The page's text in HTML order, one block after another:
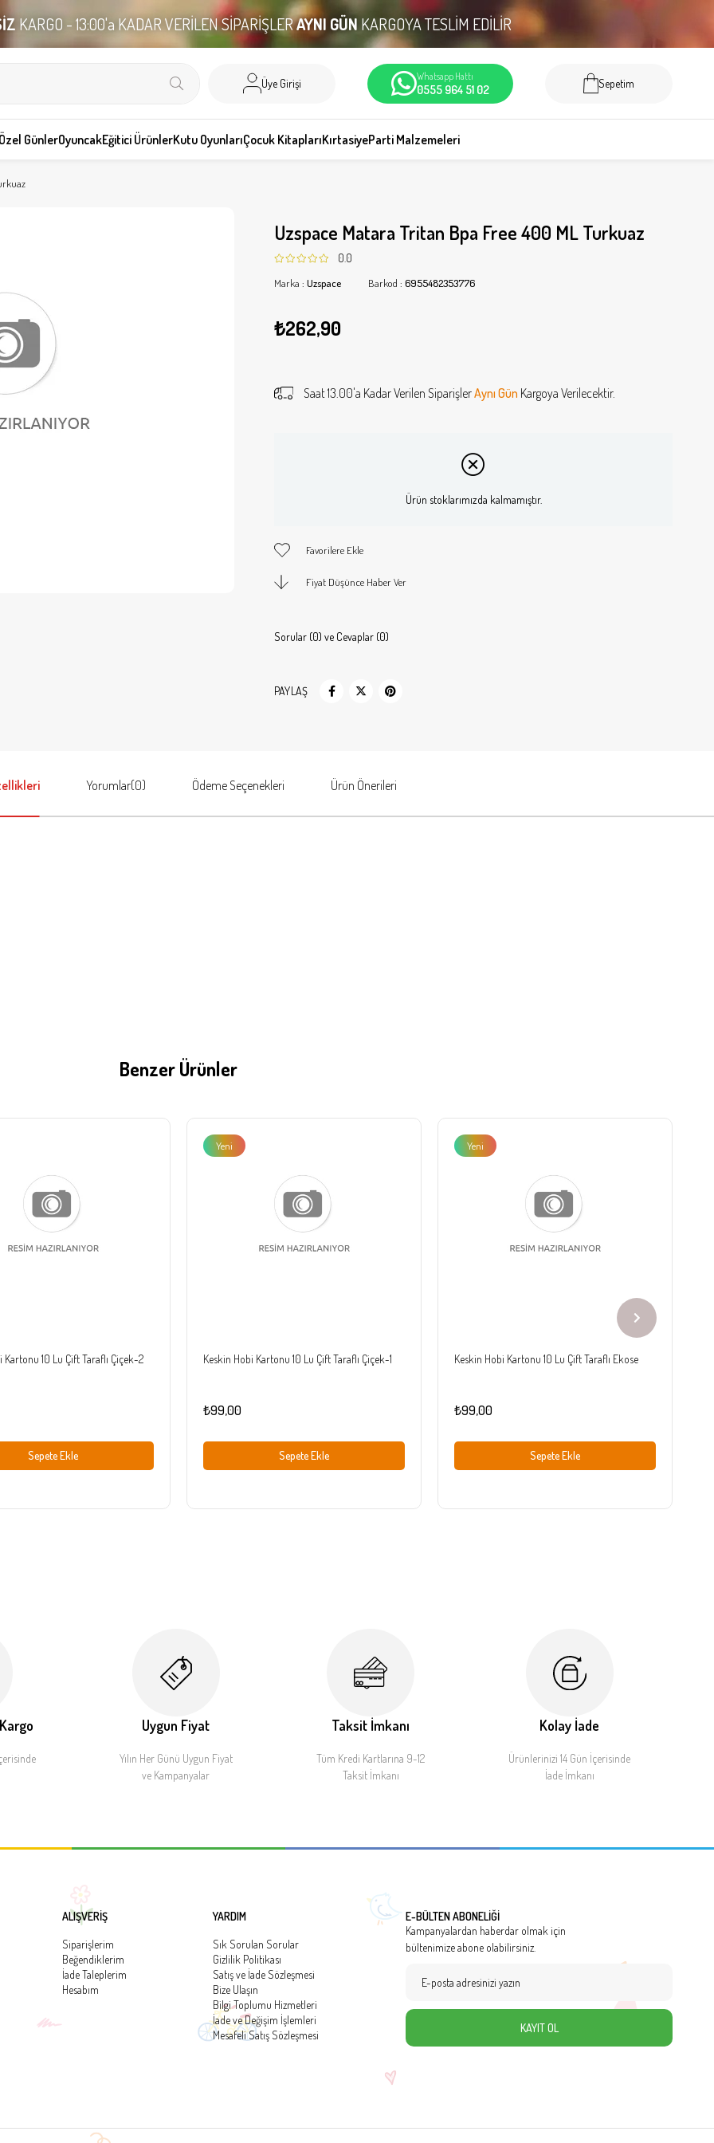
KARGO - 13:00'a KADAR VERİLEN SİPARİŞLERAYNI GÜN KARGOYA TESLİM EDİLİR
Üye Girişi
Whatsapp Hattı
0555 964 51 02 Sepetim
Özel GünlerOyuncakEğitici ÜrünlerKutu OyunlarıÇocuk KitaplarıKırtasiyeParti Malzemeleri
Uzspace Matara Tritan Bpa Free 400 ML Turkuaz
0.0
Marka : Uzspace Barkod : 6955482353776
₺262,90
Saat 13.00'a Kadar Verilen SiparişlerAynı Gün Kargoya Verilecektir.
Ürün stoklarımızda kalmamıştır.
Favorilere Ekle
Fiyat Düşünce Haber Ver
Sorular (0) ve Cevaplar (0)
PAYLAŞ
Yorumlar(0) Ödeme Seçenekleri Ürün Önerileri
Benzer Ürünler
Kartonu 10 Lu Çift Taraflı Çiçek-2
Sepete Ekle
Keskin Hobi Kartonu 10 Lu Çift Taraflı Çiçek-1
₺99,00
Sepete Ekle
Yeni
Keskin Hobi Kartonu 10 Lu Çift Taraflı Ekose
₺99,00
Sepete Ekle
Yeni
Uygun Fiyat
Yılın Her Günü Uygun Fiyat
ve Kampanyalar
Taksit İmkanı
Tüm Kredi Kartlarına 9-12
Taksit İmkanı
Kolay İade
Ürünlerinizi 14 Gün İçerisinde
İade İmkanı
ALIŞVERİŞ
Siparişlerim
Beğendiklerim
İade Taleplerim
Hesabım
YARDIM
Sık Sorulan Sorular
Gizlilik Politikası
Satış ve İade Sözleşmesi
Bize Ulaşın
Bilgi Toplumu Hizmetleri
İade ve Değişim İşlemleri
Mesafeli Satış Sözleşmesi
E-BÜLTEN ABONELİĞİ
Kampanyalardan haberdar olmak için
bültenimize abone olabilirsiniz.
KAYIT OL